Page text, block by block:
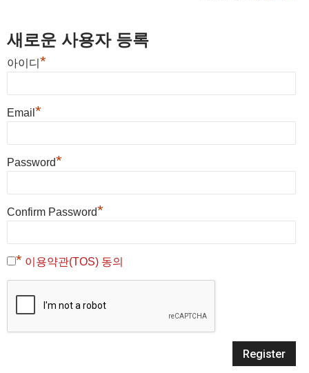
새로운 사용자 등록
아이디 *
Email *
Password*
Confirm Password*
* 이용약관(TOS) 동의